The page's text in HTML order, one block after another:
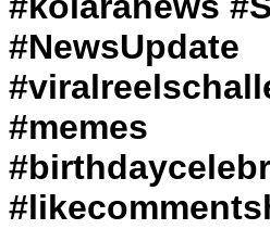
#NewsUpdate
#memes